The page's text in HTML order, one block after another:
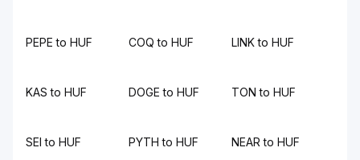
PEPE to HUF COQ to HUF LINK to HUF
KAS to HUF DOGE to HUF TON to HUF
SEI to HUF PYTH to HUF NEAR to HUF